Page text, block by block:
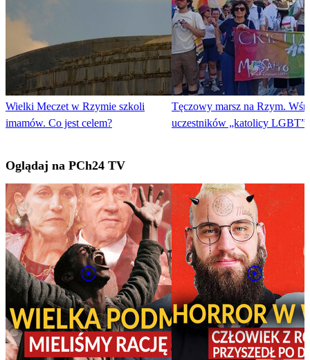
Wielki Meczet w Rzymie szkoli
imamów. Co jest celem?
Tęczowy marsz na Rzym.
uczestników „katolicy LGBT”
Oglądaj na PCh24 TV